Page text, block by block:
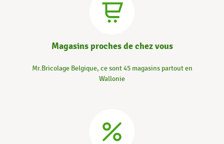
Magasins proches de chez vous
Mr.Bricolage Belgique, ce sont 45 magasins partout en
Wallonie